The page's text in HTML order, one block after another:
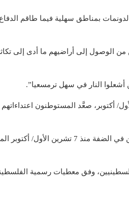
بمناطق سهلية فيما طاقم
الوصول إلى أراضيهم ما أدى إلى
النار في سهل ترمسعيا”.
الإسرائيلية على غزة منذ 7 تشرين الأول/ أكتوبر، صعَّد